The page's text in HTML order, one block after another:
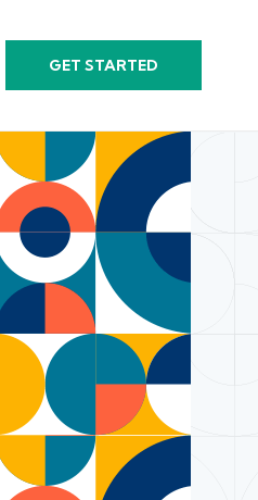
GET STARTED